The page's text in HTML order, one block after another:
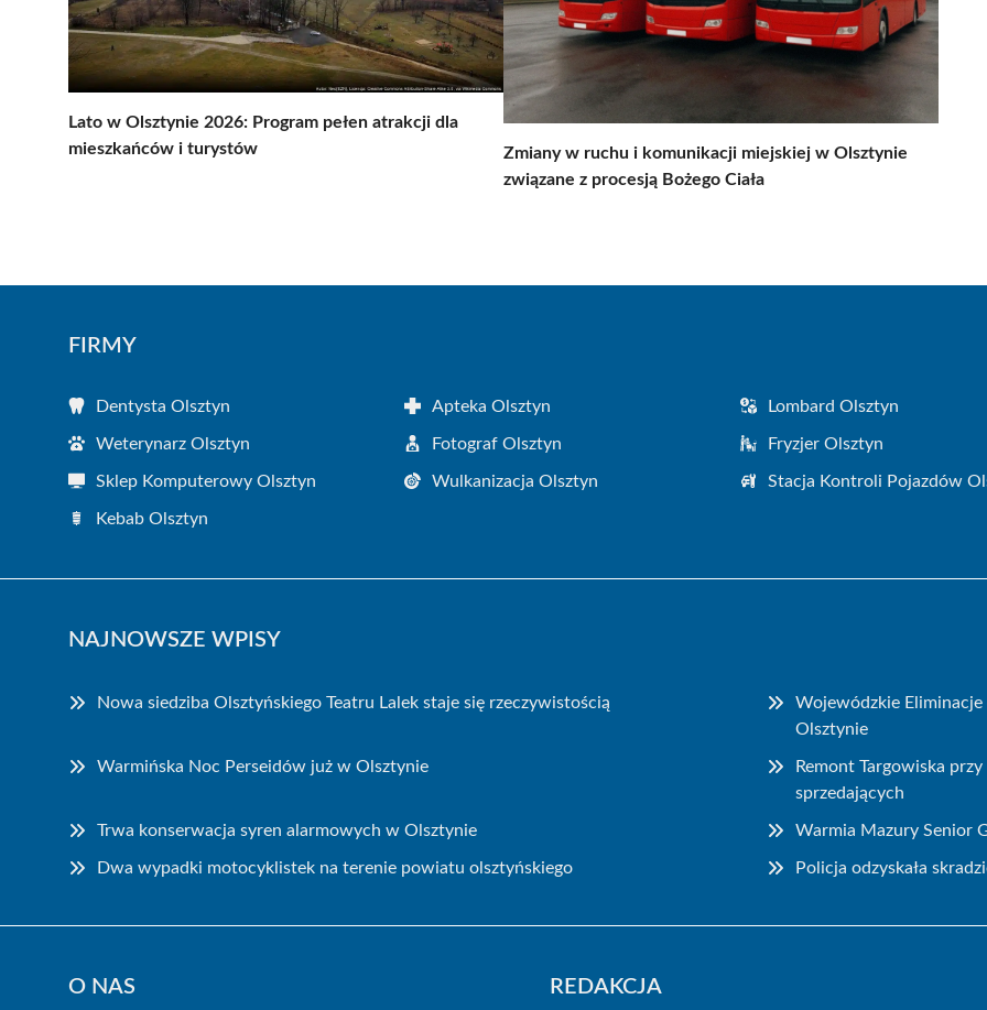
Lato w Olsztynie 2026: Program pełen atrakcji dla
mieszkańców i turystów
Zmiany w ruchu i komunikacji miejskiej w Olsztynie
związane z procesją Bożego Ciała
FIRMY
Dentysta Olsztyn Apteka Olsztyn Lombard Olsztyn
Weterynarz Olsztyn Fotograf Olsztyn Fryzjer Olsztyn
Sklep Komputerowy Olsztyn Wulkanizacja Olsztyn Stacja Kontroli Pojazdów
Kebab Olsztyn
NAJNOWSZE WPISY
Nowa siedziba Olsztyńskiego Teatru Lalek staje się rzeczywistością
Wojewódzkie
Olsztynie
Warmińska Noc Perseidów już w Olsztynie
Remont Targowiska
sprzedających
Trwa konserwacja syren alarmowych w Olsztynie Warmia Mazury Senior
Dwa wypadki motocyklistek na terenie powiatu olsztyńskiego Policja odzyskała
O NAS REDAKCJA